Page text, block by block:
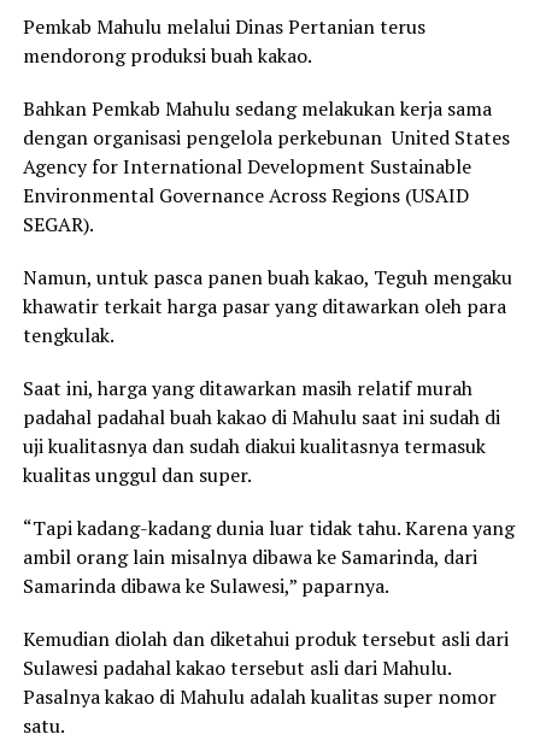
Pemkab Mahulu melalui Dinas Pertanian terus
mendorong produksi buah kakao.
Bahkan Pemkab Mahulu sedang melakukan kerja sama
dengan organisasi pengelola perkebunan United States
Agency for International Development Sustainable
Environmental Governance Across Regions (USAID
SEGAR).
Namun, untuk pasca panen buah kakao, Teguh mengaku
khawatir terkait harga pasar yang ditawarkan oleh para
tengkulak.
Saat ini, harga yang ditawarkan masih relatif murah
padahal padahal buah kakao di Mahulu saat ini sudah di
uji kualitasnya dan sudah diakui kualitasnya termasuk
kualitas unggul dan super.
“Tapi kadang-kadang dunia luar tidak tahu. Karena yang
ambil orang lain misalnya dibawa ke Samarinda, dari
Samarinda dibawa ke Sulawesi,” paparnya.
Kemudian diolah dan diketahui produk tersebut asli dari
Sulawesi padahal kakao tersebut asli dari Mahulu.
Pasalnya kakao di Mahulu adalah kualitas super nomor
satu.